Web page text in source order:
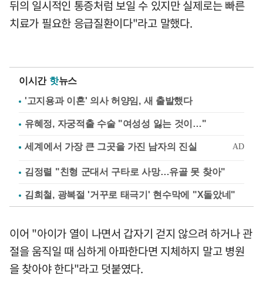
뒤의 일시적인 통증처럼 보일 수 있지만 실제로는 빠른
치료가 필요한 응급질환이다"라고 말했다.
이시간 핫뉴스
'고지용과 이혼' 의사 허양임, 새 출발했다
유혜정, 자궁적출 수술 "여성성 잃는 것이…"
김정렬 "친형 군대서 구타로 사망…유골 못 찾아"
김희철, 광복절 '거꾸로 태극기' 현수막에 "X돌았네"
이어 "아이가 열이 나면서 갑자기 걷지 않으려 하거나 관
절을 움직일 때 심하게 아파한다면 지체하지 말고 병원
을 찾아야 한다"라고 덧붙였다.